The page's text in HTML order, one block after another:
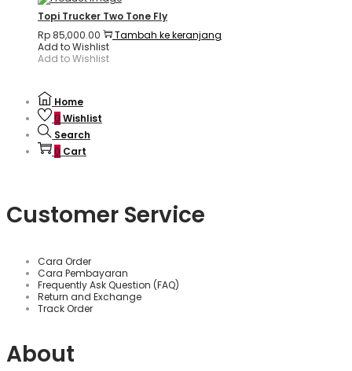
Topi Trucker Two Tone Fly
Rp 85,000.00
Tambah ke keranjang
Add to Wishlist
Add to Wishlist
Home
0 Wishlist
Search
0 Cart
Customer Service
Cara Order
Cara Pembayaran
Frequently Ask Question (FAQ)
Return and Exchange
Track Order
About